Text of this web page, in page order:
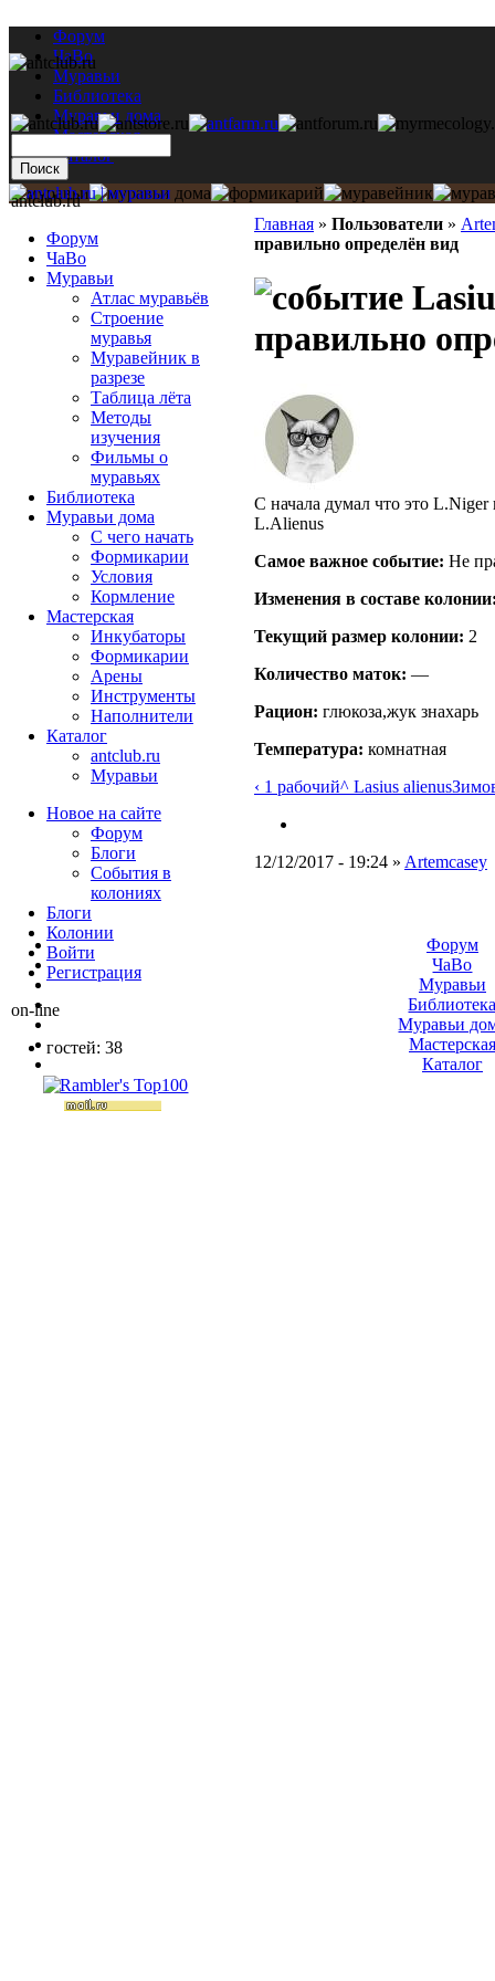
Форум
ЧаВо
Муравьи
Библиотека
Муравьи дома
Мастерская
Каталог
Главная » Пользователи »
правильно определён вид
правильно
С начала думал что это L.Niger
L.Alienus
Самое важное событие: Не
Изменения в составе
Текущий размер кoлонии: 2
Количество маток: —
Рацион: глюкоза,жук знахарь
Температура: комнатная
‹ 1 рабочий^ Lasius alienus
12/12/2017 - 19:24 » Artemcasey
antclub.ru
Форум
ЧаВо
Муравьи
Атлас муравьёв
Строение
муравья
Муравейник в
разрезе
Таблица лёта
Методы
изучения
Фильмы о
муравьях
Библиотека
Муравьи дома
С чего начать
Формикарии
Условия
Кормление
Мастерская
Инкубаторы
Формикарии
Арены
Инструменты
Наполнители
Каталог
antclub.ru
Муравьи
Новое на сайте
Форум
Блоги
События в
колониях
Блоги
Колонии
Войти
Peгиcтpaция
on-line
гостей: 38
Форум
ЧаВо
Муравьи
Муравьи
Мастерская
Каталог